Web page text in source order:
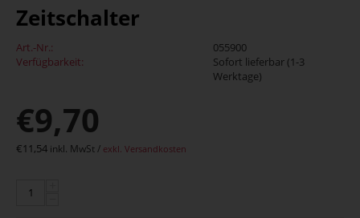
Zeitschalter
Art.-Nr.:
055900
Verfügbarkeit:
Sofort lieferbar (1-3
Werktage)
€9,70
€11,54 inkl. MwSt / exkl. Versandkosten